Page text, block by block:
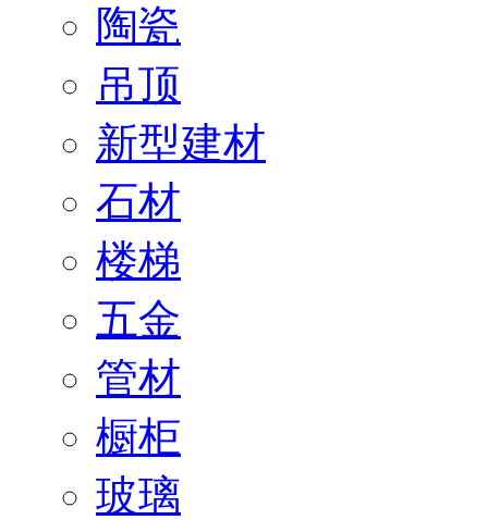
陶瓷
吊顶
新型建材
石材
楼梯
五金
管材
橱柜
玻璃